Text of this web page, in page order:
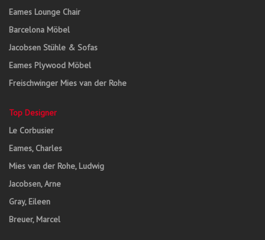
Eames Lounge Chair
Barcelona Möbel
Jacobsen Stühle & Sofas
Eames Plywood Möbel
Freischwinger Mies van der Rohe
Top Designer
Le Corbusier
Eames, Charles
Mies van der Rohe, Ludwig
Jacobsen, Arne
Gray, Eileen
Breuer, Marcel